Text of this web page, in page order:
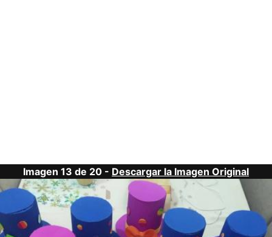
Imagen 13 de 20 - Descargar la Imagen Original